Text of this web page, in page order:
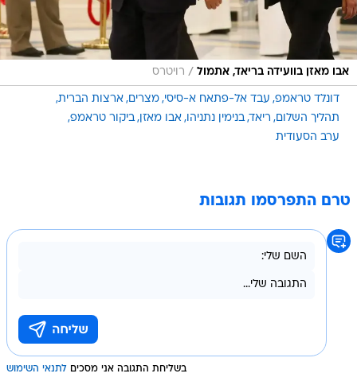
אבו מאזן בוועידה בריאד, אתמול / רויטרס
דונלד טראמפ עבד אל-פתאח א-סיסי מצרים ארצות הברית
תהליך השלום ריאד בנימין נתניהו אבו מאזן ביקור טראמפ
ערב הסעודית
טרם התפרסמו תגובות
בשליחת התגובה אני מסכים לתנאי השימוש